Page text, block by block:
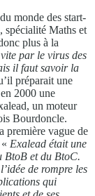
monde des start-
spécialité Maths et
plus à la
par le virus des
il faut savoir la
préparait une
2000 une
un moteur
Bourdoncle.
première vague de
Exalead était une
BtoB et du BtoC.
de rompre les
qui